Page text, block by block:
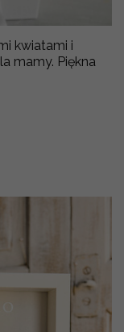
kwiatami i
mamy. Piękna